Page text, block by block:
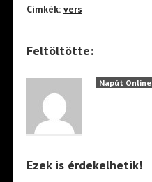
Cimkék: vers
Feltöltötte:
Napút Online
Ezek is érdekelhetik!